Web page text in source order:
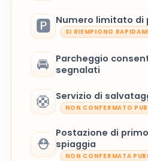
🅿️ Numero limitato di
SI RIEMPIONO
🚘
Parcheggio
segnalati
🛟 Servizio di
NON CONFERMATO
⛑️
Postazione di
spiaggia
NON CONFERMATA